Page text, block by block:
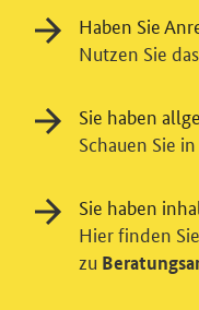
Einwilligung in
Haben Sie
Nutzen Sie das
Sie haben
Schauen Sie in
Sie haben
Hier finden
zu